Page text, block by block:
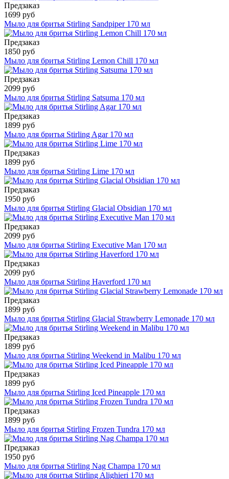
Предзаказ
1699 руб
Мыло для бритья Stirling Sandpiper 170 мл
Предзаказ
1850 руб
Мыло для бритья Stirling Lemon Chill 170 мл
Предзаказ
2099 руб
Мыло для бритья Stirling Satsuma 170 мл
Предзаказ
1899 руб
Мыло для бритья Stirling Agar 170 мл
Предзаказ
1899 руб
Мыло для бритья Stirling Lime 170 мл
Предзаказ
1950 руб
Мыло для бритья Stirling Glacial Obsidian 170 мл
Предзаказ
2099 руб
Мыло для бритья Stirling Executive Man 170 мл
Предзаказ
2099 руб
Мыло для бритья Stirling Haverford 170 мл
Предзаказ
1899 руб
Мыло для бритья Stirling Glacial Strawberry Lemonade 170 мл
Предзаказ
1899 руб
Мыло для бритья Stirling Weekend in Malibu 170 мл
Предзаказ
1899 руб
Мыло для бритья Stirling Iced Pineapple 170 мл
Предзаказ
1899 руб
Мыло для бритья Stirling Frozen Tundra 170 мл
Предзаказ
1950 руб
Мыло для бритья Stirling Nag Champa 170 мл